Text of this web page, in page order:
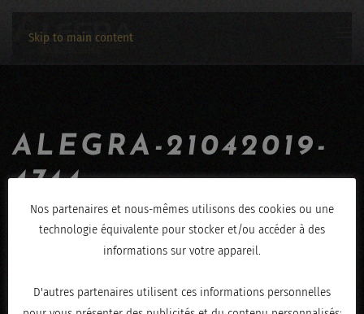
Skip to main content
ALEGRA-21042019-
4744
Nos partenaires et nous-mêmes utilisons des cookies ou une
technologie équivalente pour stocker et/ou accéder à des
informations sur votre appareil.
D'autres partenaires utilisent ces informations personnelles